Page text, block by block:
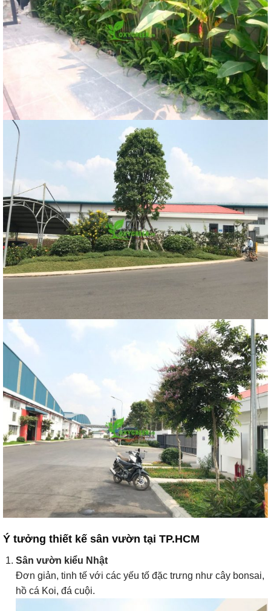
Ý tưởng thiết kế sân vườn tại TP.HCM
Sân vườn kiểu Nhật
Đơn giản, tinh tế với các yếu tố đặc trưng như cây bonsai,
hồ cá Koi, đá cuội.